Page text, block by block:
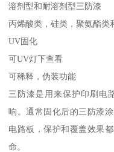
溶剂型和耐溶剂型三防漆
丙烯酸类，硅类，聚氨酯类
UV固化
可UV灯下查看
可稀释，伪装功能
三防漆是用来保护印刷电
响。通常固化后的三防漆
电路板，保护和覆盖效果
命。